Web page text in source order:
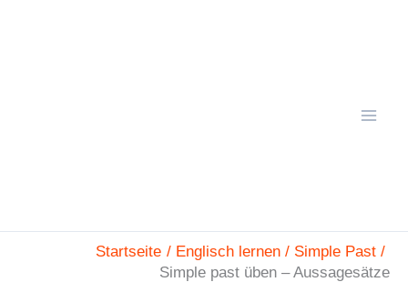
Startseite Englisch lernen
Simple Past
Simple past üben – Aussagesätze